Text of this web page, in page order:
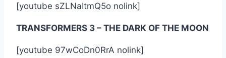
[youtube sZLNaItmQ5o nolink]
TRANSFORMERS 3 – THE DARK OF THE MOON
[youtube 97wCoDn0RrA nolink]